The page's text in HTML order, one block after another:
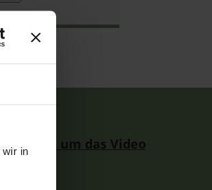
wir in
um das Video